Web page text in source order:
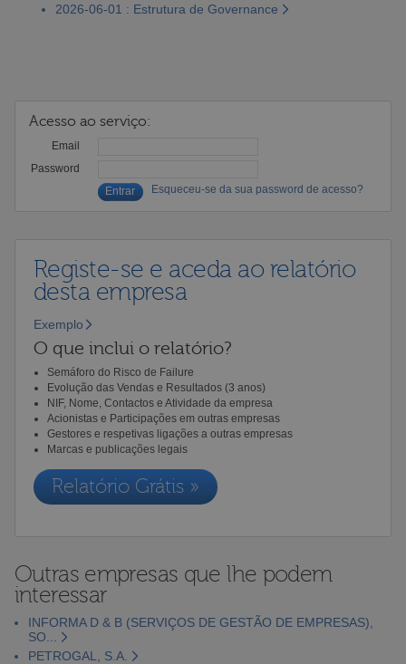
2026-06-01 : Estrutura de Governance
Acesso ao serviço:
Email
Password
Esqueceu-se da sua password de acesso?
Registe-se e aceda ao relatório
desta empresa
Exemplo
O que inclui o relatório?
Semáforo do Risco de Failure
Evolução das Vendas e Resultados (3 anos)
NIF, Nome, Contactos e Atividade da empresa
Acionistas e Participações em outras empresas
Gestores e respetivas ligações a outras empresas
Marcas e publicações legais
Relatório Grátis »
Outras empresas que lhe podem
interessar
INFORMA D & B (SERVIÇOS DE GESTÃO DE EMPRESAS),
SO...
PETROGAL, S.A.